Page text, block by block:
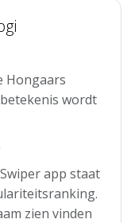
Hongaars
wordt
app staat
zien vinden